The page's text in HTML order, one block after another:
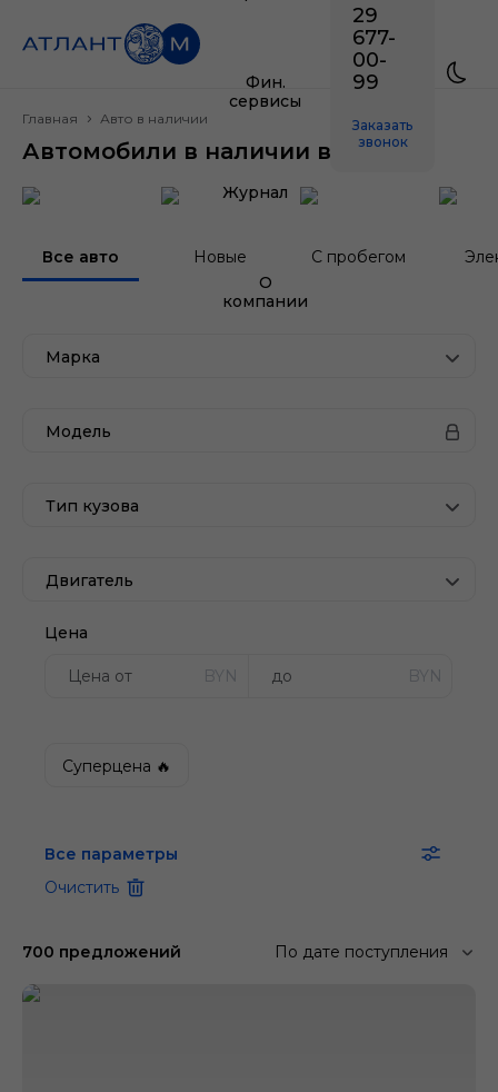
Фин.
сервисы
Журнал
О
компании
29
677-
00-
99
Заказать
звонок
Главная Авто в наличии
Автомобили в наличии в Минске
Все авто Новые С пробегом
Марка
Модель
Тип кузова
Двигатель
Цена
BYN BYN
Суперцена 🔥
Все параметры
Очистить
700 предложений По дате поступления